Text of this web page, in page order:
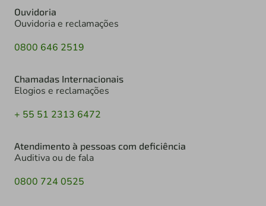
Ouvidoria
Ouvidoria e reclamações
0800 646 2519
Chamadas Internacionais
Elogios e reclamações
+ 55 51 2313 6472
Atendimento à pessoas com deficiência
Auditiva ou de fala
0800 724 0525